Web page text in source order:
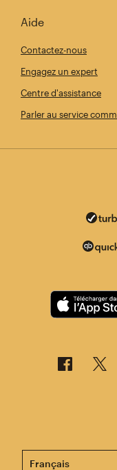
Aide
Contactez-nous
Engagez un expert
Centre d'assistance
Parler au service
Cette page est